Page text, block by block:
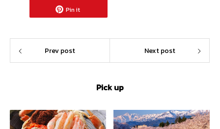
Pin it
Prev post Next post
Pick up